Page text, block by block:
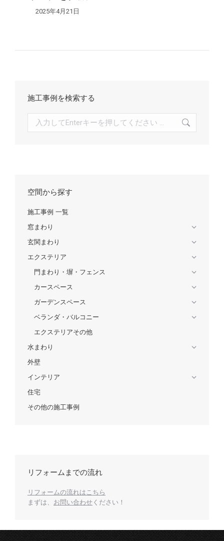
2025年4月21日
施工事例を検索する
空間から探す
施工事例 一覧
窓まわり
玄関まわり
エクステリア
門まわり・塀・フェンス
カースペース
ガーデンスペース
ベランダ・バルコニー
エクステリアその他
水まわり
外壁
インテリア
住宅
その他の施工事例
リフォームまでの流れ
リフォームの流れはこちら
まずは、 お問い合わせ ください！